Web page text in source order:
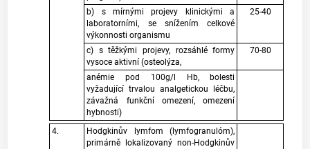
b) s mírnými projevy klinickými a
laboratorními, se snížením celkové
výkonnosti organismu
25-40
c) s těžkými projevy, rozsáhlé formy
vysoce aktivní (osteolýza,
70-80
anémie pod 100g/l Hb, bolesti
vyžadující trvalou analgetickou léčbu,
závažná funkční omezení, omezení
hybnosti)
4.
Hodgkinův lymfom (lymfogranulóm),
primárně lokalizovaný non-Hodgkinův